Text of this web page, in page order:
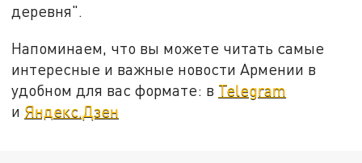
деревня".
Напоминаем, что вы можете читать самые
интересные и важные новости Армении в
удобном для вас формате: в Telegram
и Яндекс.Дзен